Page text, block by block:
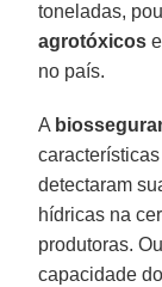
toneladas,
agrotóxicos
no país.
A
detectaram
hídricas na
produtoras.
capacidade